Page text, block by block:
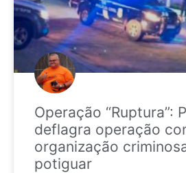
Operação “Ruptura”:
deflagra operação
organização
potiguar